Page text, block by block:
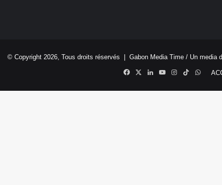
© Copyright 2026, Tous droits réservés | Gabon Media Time / Un media
Facebook
X LinkedinYouTubeInstagram
TikTok